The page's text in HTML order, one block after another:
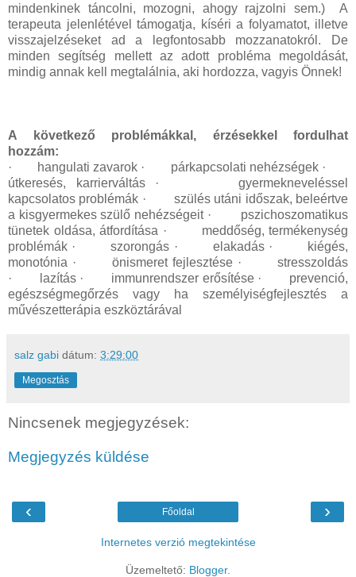
mindenkinek táncolni, mozogni, ahogy rajzolni sem.) A
terapeuta jelenlétével támogatja, kíséri a folyamatot, illetve
visszajelzéseket ad a legfontosabb mozzanatokról. De
minden segítség mellett az adott probléma megoldását,
mindig annak kell megtalálnia, aki hordozza, vagyis Önnek!
A következő problémákkal, érzésekkel fordulhat
hozzám:
· hangulati zavarok · párkapcsolati nehézségek ·
útkeresés, karrierváltás · gyermekneveléssel
kapcsolatos problémák · szülés utáni időszak, beleértve
a kisgyermekes szülő nehézségeit · pszichoszomatikus
tünetek oldása, átfordítása · meddőség, termékenység
problémák · szorongás · elakadás · kiégés,
monotónia · önismeret fejlesztése · stresszoldás
· lazítás · immunrendszer erősítése · prevenció,
egészségmegőrzés vagy ha személyiségfejlesztés a
művészetterápia eszköztárával
salz gabi dátum: 3:29:00
Megosztás
Nincsenek megjegyzések:
Megjegyzés küldése
‹ ›
Főoldal
Internetes verzió megtekintése
Üzemeltető: Blogger.